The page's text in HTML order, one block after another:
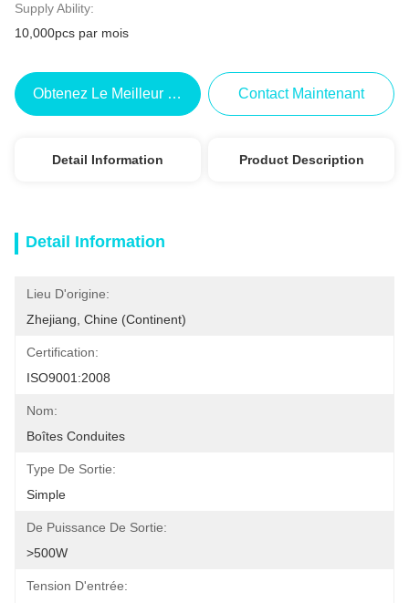
Supply Ability:
10,000pcs par mois
Obtenez Le Meilleur Prix Contact Maintenant
Detail Information Product Description
Detail Information
Lieu D'origine:
Zhejiang, Chine (continent)
Certification:
ISO9001:2008
Nom:
Boîtes Conduites
Type De Sortie:
Simple
De Puissance De Sortie:
>500W
Tension D'entrée: